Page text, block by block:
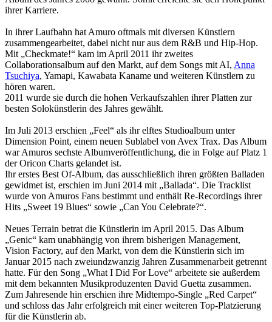
ihrer Karriere.
In ihrer Laufbahn hat Amuro oftmals mit diversen Künstlern
zusammengearbeitet, dabei nicht nur aus dem R&B und Hip-Hop.
Mit „Checkmate!“ kam im April 2011 ihr zweites
Collaborationsalbum auf den Markt, auf dem Songs mit AI, Anna
Tsuchiya, Yamapi, Kawabata Kaname und weiteren Künstlern zu
hören waren.
2011 wurde sie durch die hohen Verkaufszahlen ihrer Platten zur
besten Solokünstlerin des Jahres gewählt.
Im Juli 2013 erschien „Feel“ als ihr elftes Studioalbum unter
Dimension Point, einem neuen Sublabel von Avex Trax. Das Album
war Amuros sechste Albumveröffentlichung, die in Folge auf Platz 1
der Oricon Charts gelandet ist.
Ihr erstes Best Of-Album, das ausschließlich ihren größten Balladen
gewidmet ist, erschien im Juni 2014 mit „Ballada“. Die Tracklist
wurde von Amuros Fans bestimmt und enthält Re-Recordings ihrer
Hits „Sweet 19 Blues“ sowie „Can You Celebrate?“.
Neues Terrain betrat die Künstlerin im April 2015. Das Album
„Genic“ kam unabhängig von ihrem bisherigen Management,
Vision Factory, auf den Markt, von dem die Künstlerin sich im
Januar 2015 nach zweiundzwanzig Jahren Zusammenarbeit getrennt
hatte. Für den Song „What I Did For Love“ arbeitete sie außerdem
mit dem bekannten Musikproduzenten David Guetta zusammen.
Zum Jahresende hin erschien ihre Midtempo-Single „Red Carpet“
und schloss das Jahr erfolgreich mit einer weiteren Top-Platzierung
für die Künstlerin ab.